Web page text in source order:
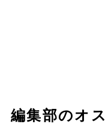
編集部のオ